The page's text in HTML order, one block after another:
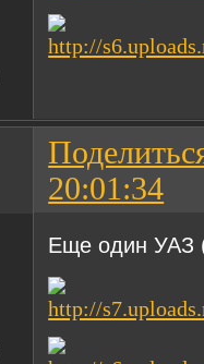
20:01:34
Еще один УАЗ